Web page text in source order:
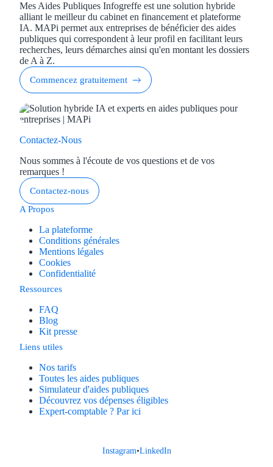
Mes Aides Publiques Infogreffe est une solution hybride
alliant le meilleur du cabinet en financement et plateforme
IA. MAPi permet aux entreprises de bénéficier des aides
publiques qui correspondent à leur profil en facilitant leurs
recherches, leurs démarches ainsi qu'en montant les dossiers
de A à Z.
Commencez gratuitement
Contactez-Nous
Nous sommes à l'écoute de vos questions et de vos
remarques !
Contactez-nous
A Propos
La plateforme
Conditions générales
Mentions légales
Cookies
Confidentialité
Ressources
FAQ
Blog
Kit presse
Liens utiles
Nos tarifs
Toutes les aides publiques
Simulateur d'aides publiques
Découvrez vos dépenses éligibles
Expert-comptable ? Par ici
Instagram•LinkedIn